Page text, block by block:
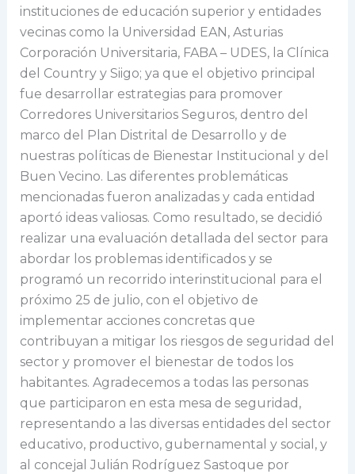
instituciones de educación superior y entidades
vecinas como la Universidad EAN, Asturias
Corporación Universitaria, FABA – UDES, la Clínica
del Country y Siigo; ya que el objetivo principal
fue desarrollar estrategias para promover
Corredores Universitarios Seguros, dentro del
marco del Plan Distrital de Desarrollo y de
nuestras políticas de Bienestar Institucional y del
Buen Vecino. Las diferentes problemáticas
mencionadas fueron analizadas y cada entidad
aportó ideas valiosas. Como resultado, se decidió
realizar una evaluación detallada del sector para
abordar los problemas identificados y se
programó un recorrido interinstitucional para el
próximo 25 de julio, con el objetivo de
implementar acciones concretas que
contribuyan a mitigar los riesgos de seguridad del
sector y promover el bienestar de todos los
habitantes. Agradecemos a todas las personas
que participaron en esta mesa de seguridad,
representando a las diversas entidades del sector
educativo, productivo, gubernamental y social, y
al concejal Julián Rodríguez Sastoque por